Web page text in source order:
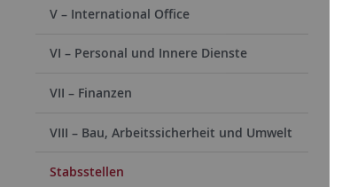
V – International Office
VI – Personal und Innere Dienste
VII – Finanzen
VIII – Bau, Arbeitssicherheit und Umwelt
Stabsstellen